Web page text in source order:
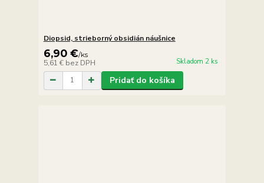
Diopsid, strieborný obsidián náušnice
6,90 €/ks
5,61 € bez DPH Skladom 2 ks
Pridať do košíka